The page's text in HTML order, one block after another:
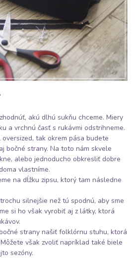
akú dlhú sukňu chceme. Miery
a vrchnú časť s rukávmi odstrihneme.
tak okrem pása budete
bočné strany. Na toto nám skvele
alebo jednoducho obkresliť dobre
vlastníme.
na dĺžku zipsu, ktorý tam následne
silnejšie než tú spodnú, aby sme
si ho však vyrobiť aj z látky, ktorá
strany našiť folklórnu stuhu, ktorá
však zvoliť napríklad také biele
sezóny.